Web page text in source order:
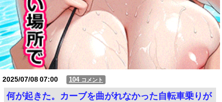
2025/07/0807:00 104 コメント
何が起きた。カーブを曲がれなかった自転車乗りが